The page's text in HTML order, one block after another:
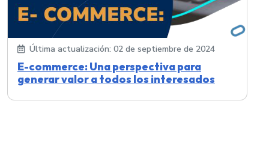
Última actualización: 02 de septiembre de 2024
E-commerce: Una perspectiva para
generar valor a todos los interesados